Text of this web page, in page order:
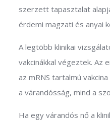
szerzett tapasztalat
érdemi magzati és anyai
A legtöbb klinikai
vakcinákkal végeztek. Az
az mRNS tartalmú
a várandósság, mind a
Ha egy várandós nő a